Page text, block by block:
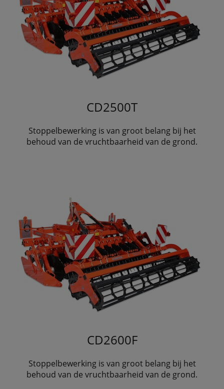
CD2500T
Stoppelbewerking is van groot belang bij het
behoud van de vruchtbaarheid van de grond.
CD2600F
Stoppelbewerking is van groot belang bij het
behoud van de vruchtbaarheid van de grond.